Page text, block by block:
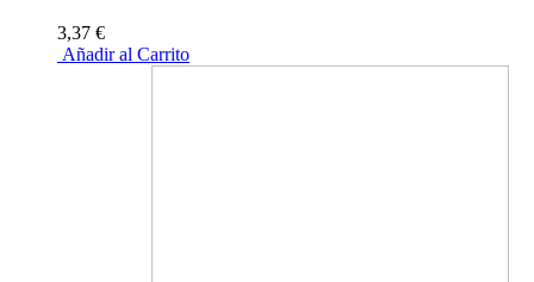
3,37 €
Añadir al Carrito